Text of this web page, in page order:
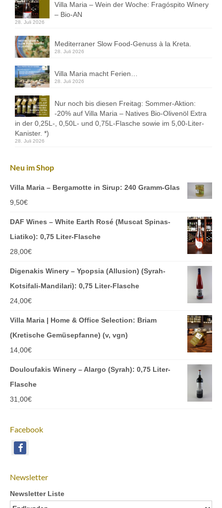
Villa Maria – Wein der Woche: Fragóspito Winery
– Bio-AN
28. Juli 2026
Mediterraner Slow Food-Genuss à la Kreta.
28. Juli 2026
Villa Maria macht Ferien…
28. Juli 2026
Nur noch bis diesen Freitag: Sommer-Aktion:
-20% auf Villa Maria – Natives Bio-Olivenöl Extra
in der 0,25L-, 0,50L- und 0,75L-Flasche sowie im 5,00-Liter-
Kanister. *)
28. Juli 2026
Neu im Shop
Villa Maria – Bergamotte in Sirup: 240 Gramm-Glas
9,50€
DAF Wines – White Earth Rosé (Muscat Spinas-
Liatiko): 0,75 Liter-Flasche
28,00€
Digenakis Winery – Ypopsia (Allusion) (Syrah-
Kotsifali-Mandilari): 0,75 Liter-Flasche
24,00€
Villa Maria | Home & Office Selection: Briam
(Kretische Gemüsepfanne) (v, vgn)
14,00€
Douloufakis Winery – Alargo (Syrah): 0,75 Liter-
Flasche
31,00€
Facebook
Newsletter
Newsletter Liste